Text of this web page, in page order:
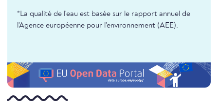
*La qualité de l'eau est basée sur le rapport annuel de
l'Agence européenne pour l'environnement (AEE).